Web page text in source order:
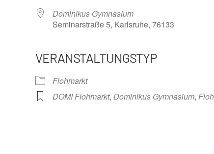
iCalendar
Dominikus Gymnasium
Seminarstraße 5, Karlsruhe, 76133
VERANSTALTUNGSTYP
Flohmarkt
DOMI Flohmarkt, Dominikus Gymnasium,